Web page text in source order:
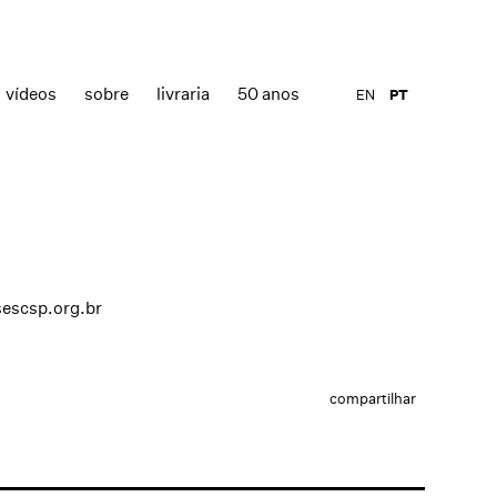
vídeos sobre livraria 50 anos PT
EN
compartilhar